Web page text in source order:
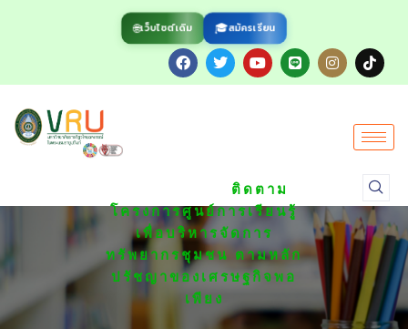
🌐เว็บไซต์เดิม 🎓สมัครเรียน
ติดตาม
โครงการศูนย์การเรียนรู้
เพื่อบริหารจัดการ
ทรัพยากรชุมชน ตามหลัก
ปรัชญาของเศรษฐกิจพอ
เพียง